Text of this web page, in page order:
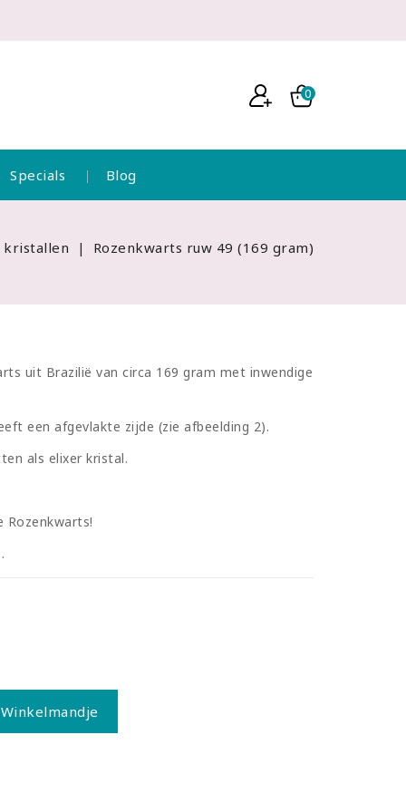
0
Specials Blog
kristallen Rozenkwarts ruw 49 (169 gram)
uit Brazilië van circa 169 gram met inwendige
een afgevlakte zijde (zie afbeelding 2).
als elixer kristal.
Rozenkwarts!